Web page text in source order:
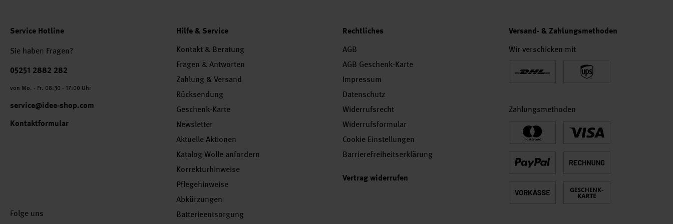
Service Hotline
Sie haben Fragen?
Telefonnummer
05251 2882 282
von Mo. - Fr. 08:30 - 17:00 Uhr
service@idee-shop.com
Kontaktformular
Folge uns
Hilfe & Service
Kontakt & Beratung
Fragen & Antworten
Zahlung & Versand
Rücksendung
Geschenk-Karte
Newsletter
Aktuelle Aktionen
Katalog Wolle anfordern
Korrekturhinweise
Pflegehinweise
Abkürzungen
Batterieentsorgung
Rechtliches
AGB
AGB Geschenk-Karte
Impressum
Datenschutz
Widerrufsrecht
Widerrufsformular
Cookie Einstellungen
Barrierefreiheitserklärung
Vertrag widerrufen
Versand- & Zahlungsmethoden
Wir verschicken mit
Zahlungsmethoden